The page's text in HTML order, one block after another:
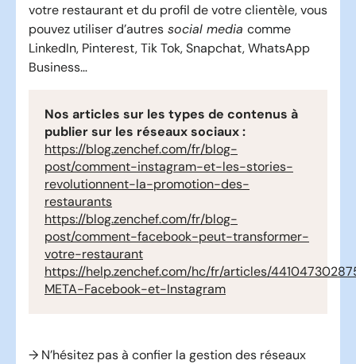
votre restaurant et du profil de votre clientèle, vous
pouvez utiliser d’autres social media comme
LinkedIn, Pinterest, Tik Tok, Snapchat, WhatsApp
Business…
Nos articles sur les types de contenus à
publier sur les réseaux sociaux :
https://blog.zenchef.com/fr/blog-
post/comment-instagram-et-les-stories-
revolutionnent-la-promotion-des-
restaurants
https://blog.zenchef.com/fr/blog-
post/comment-facebook-peut-transformer-
votre-restaurant
https://help.zenchef.com/hc/fr/articles/
META-Facebook-et-Instagram
→ N’hésitez pas à confier la gestion des réseaux